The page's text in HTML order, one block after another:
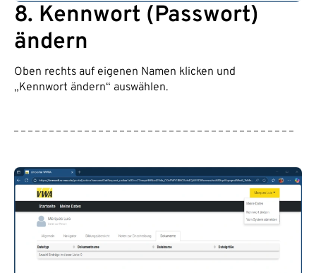
8. Kennwort (Passwort)
ändern
Oben rechts auf eigenen Namen klicken und
„Kennwort ändern“ auswählen.